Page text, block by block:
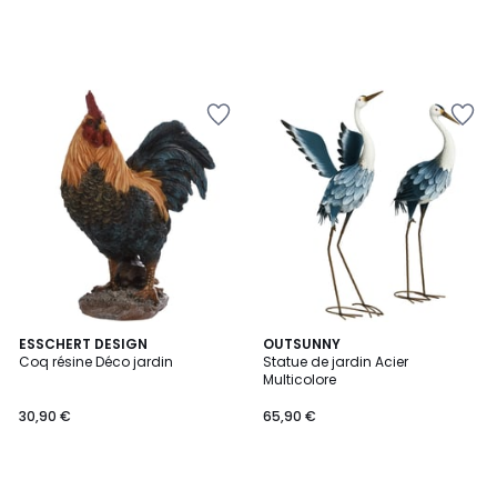
ESSCHERT DESIGN
Coq résine Déco jardin
30,90 €
OUTSUNNY
Statue de jardin Acier
Multicolore
65,90 €